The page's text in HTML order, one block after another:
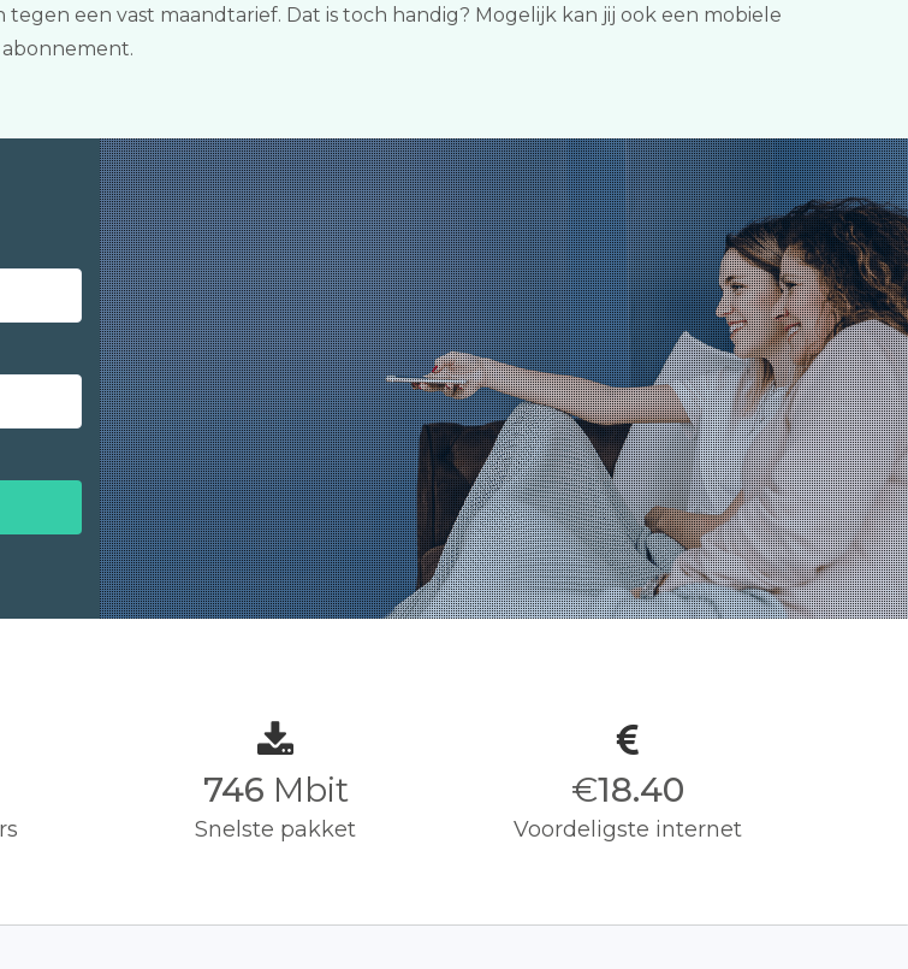
een vast maandtarief. Dat is toch handig? Mogelijk kan jij ook een mobiele
750 Mbit
Snelste pakket
€18.50
Voordeligste internet